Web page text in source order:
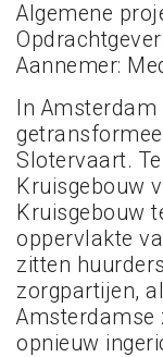
Algemene
Aannemer:
In
Slotervaart.
Kruisgebouw
Kruisgebouw
oppervlakte
zitten
zorgpartijen,
Amsterdamse
opnieuw